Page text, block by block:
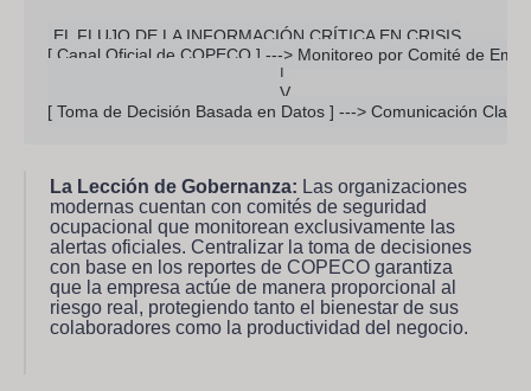
EL FLUJO DE LA INFORMACIÓN CRÍTICA EN CRISIS
[ Canal Oficial de COPECO ] ---> Monitoreo por Comité de
                                                 |
                                                 V
La Lección de Gobernanza: Las organizaciones
modernas cuentan con comités de seguridad
ocupacional que monitorean exclusivamente las
alertas oficiales. Centralizar la toma de decisiones
con base en los reportes de COPECO garantiza
que la empresa actúe de manera proporcional al
riesgo real, protegiendo tanto el bienestar de sus
colaboradores como la productividad del negocio.